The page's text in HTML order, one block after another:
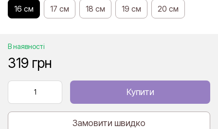
16 см 17 см 18 см 19 см 20 см
В наявності
319 грн
Купити
Замовити швидко